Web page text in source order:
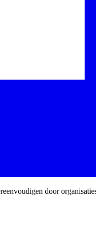
door